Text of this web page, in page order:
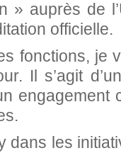
» auprès de
officielle.
fonctions, je
Il s’agit
engagement
dans les